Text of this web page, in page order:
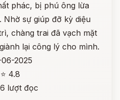
phác, bị phú ông lừa
Nhờ sự giúp đỡ kỳ diệu
chàng trai đã vạch mặt
lại công lý cho mình.
2025
⭐ 4.8
lượt đọc